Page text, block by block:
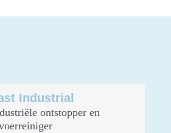
Industrial
ontstopper en